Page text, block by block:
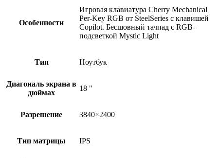
Особенности
Игровая клавиатура Cherry Mechanical
Per-Key RGB от SteelSeries с клавишей
Copilot. Бесшовный тачпад с RGB-
подсветкой Mystic Light
Тип Ноутбук
Диагональ экрана в
дюймах
18 "
Разрешение 3840×2400
Тип матрицы IPS